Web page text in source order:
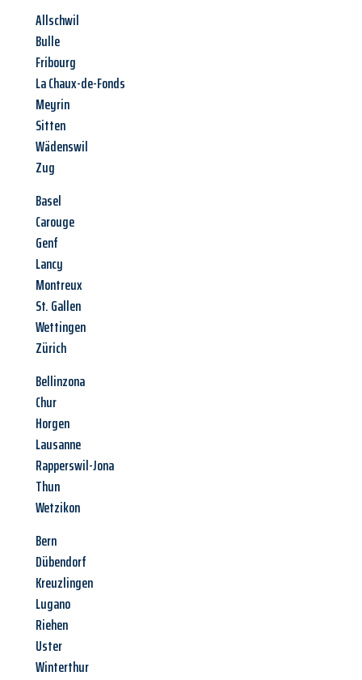
Allschwil
Bulle
Fribourg
La Chaux-de-Fonds
Meyrin
Sitten
Wädenswil
Zug
Basel
Carouge
Genf
Lancy
Montreux
St. Gallen
Wettingen
Zürich
Bellinzona
Chur
Horgen
Lausanne
Rapperswil-Jona
Thun
Wetzikon
Bern
Dübendorf
Kreuzlingen
Lugano
Riehen
Uster
Winterthur